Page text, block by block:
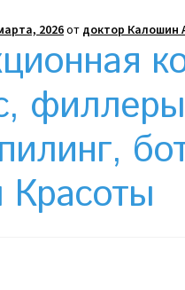
Оформление заказа
аптеки онлайн плохо
Статьи Страница-меню-2
2026от доктор Калошин